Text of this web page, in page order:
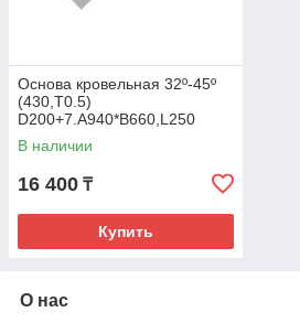
Основа кровельная 32º-45º
(430,T0.5)
D200+7.А940*В660,L250
В наличии
16 400 ₸
Купить
О нас